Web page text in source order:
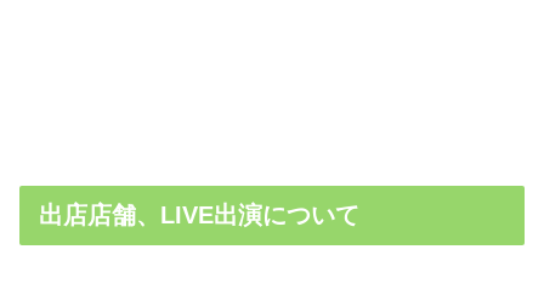
出店店舗、LIVE出演について